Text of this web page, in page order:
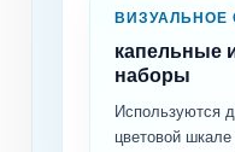
ВИЗУАЛЬНОЕ
капельные
наборы
Используются
цветовой